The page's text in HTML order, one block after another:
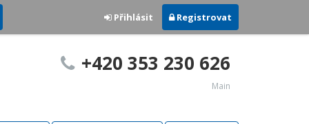
Přihlásit Registrovat
+420 353 230 626
Main